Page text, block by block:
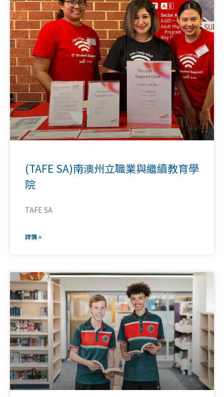
(TAFE SA)南澳州立職業與繼續教育學
院
TAFE SA
詳情 »